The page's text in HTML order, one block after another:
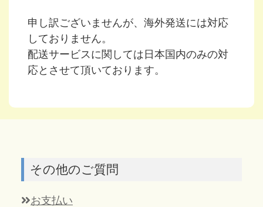
申し訳ございませんが、海外発送には対応
しておりません。
配送サービスに関しては日本国内のみの対
応とさせて頂いております。
その他のご質問
お支払い